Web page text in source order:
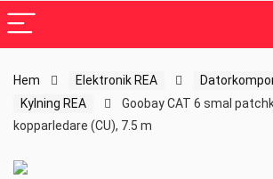
Hem Elektronik REA
Kylning REA
Goobay CAT 6 smal
kopparledare (CU), 7.5 m